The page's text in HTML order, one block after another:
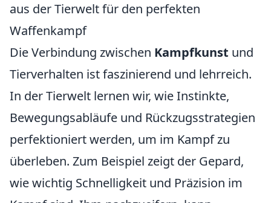
aus der Tierwelt für den perfekten
Waffenkampf
Die Verbindung zwischen Kampfkunst und
Tierverhalten ist faszinierend und lehrreich.
In der Tierwelt lernen wir, wie Instinkte,
Bewegungsabläufe und Rückzugsstrategien
perfektioniert werden, um im Kampf zu
überleben. Zum Beispiel zeigt der Gepard,
wie wichtig Schnelligkeit und Präzision im